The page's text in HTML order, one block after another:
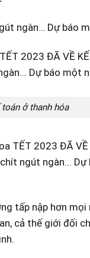
ngàn… Dự báo
toán ở thanh hóa
tấp nập hơn
cả thế giới đối